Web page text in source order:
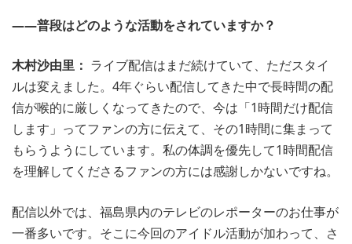
――普段はどのような活動をされていますか？
木村沙由里： ライブ配信はまだ続けていて、ただスタイ
ルは変えました。4年ぐらい配信してきた中で長時間の配
信が喉的に厳しくなってきたので、今は「1時間だけ配信
します」ってファンの方に伝えて、その1時間に集まって
もらうようにしています。私の体調を優先して1時間配信
を理解してくださるファンの方には感謝しかないですね。
配信以外では、福島県内のテレビのレポーターのお仕事が
一番多いです。そこに今回のアイドル活動が加わって、さ